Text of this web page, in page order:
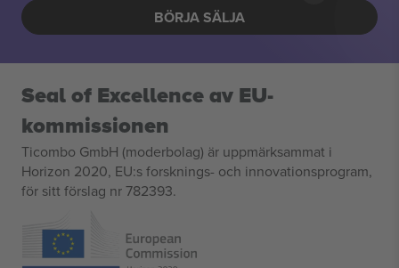
BÖRJA SÄLJA
Seal of Excellence av EU-
kommissionen
Ticombo GmbH (moderbolag) är uppmärksammat i
Horizon 2020, EU:s forsknings- och innovationsprogram,
för sitt förslag nr 782393.